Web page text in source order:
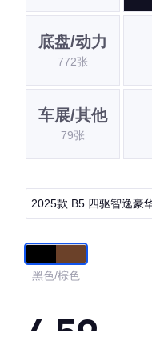
底盘/动力
772张
车展/其他
79张
2025款 B5 四驱智逸豪
黑色/棕色